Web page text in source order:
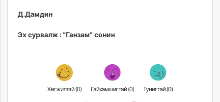
Д.Дамдин
Эх сурвалж : “Ганзам” сонин
Хөгжилтэй (0) Гайхамшигтай (0) Гунигтай (0)